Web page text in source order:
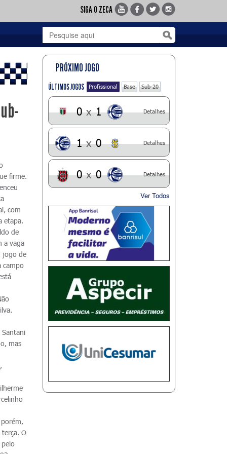
SIGA O ZECA
firme.
com
etapa.
de
a vaga
jogo de
campo
mas
porém,
O
PRÓXIMO JOGO
ÚLTIMOS JOGOS Profissional Base Sub-20
0 x 1 Detalhes
1 x 0 Detalhes
0 x 0 Detalhes
Ver Todos